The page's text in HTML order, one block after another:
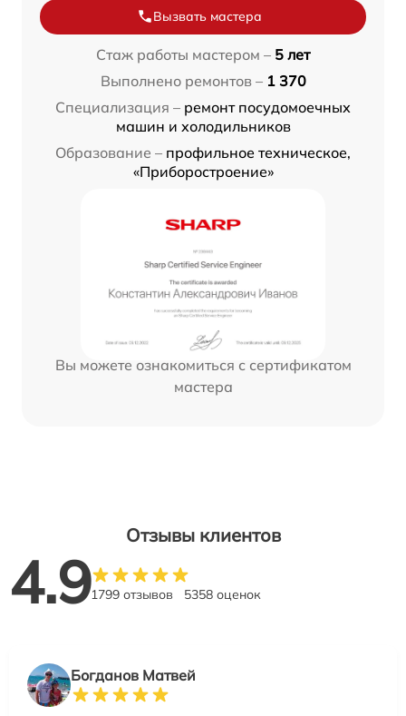
Вызвать мастера
Стаж работы мастером – 5 лет
Выполнено ремонтов – 1 370
Специализация – ремонт посудомоечных
машин и холодильников
Образование – профильное техническое,
«Приборостроение»
Вы можете ознакомиться с сертификатом
мастера
Отзывы клиентов
4.91799 отзывов 5358 оценок
Богданов Матвей